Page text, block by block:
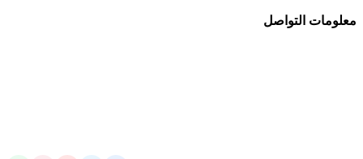
معلومات التواصل